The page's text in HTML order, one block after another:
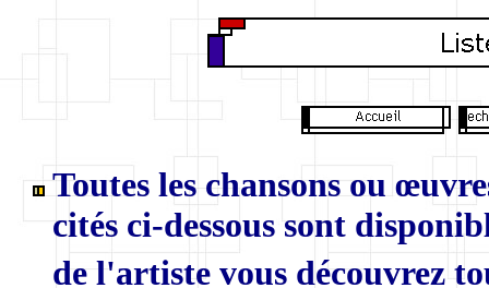
Toutes les chansons ou
cités ci-dessous sont
de l'artiste vous découvrez